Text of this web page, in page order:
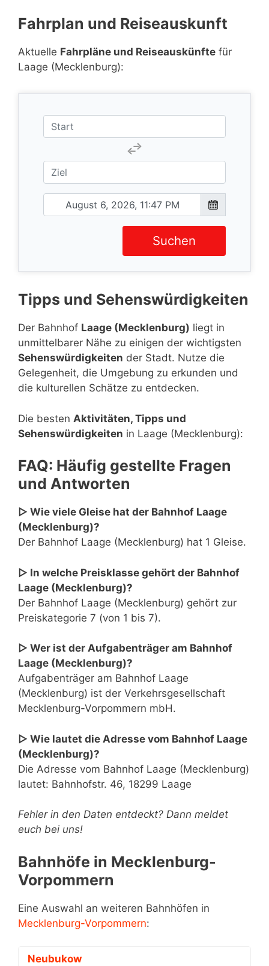
Fahrplan und Reiseauskunft
Aktuelle Fahrpläne und Reiseauskünfte für
Laage (Mecklenburg):
Suchen
Tipps und Sehenswürdigkeiten
Der Bahnhof Laage (Mecklenburg) liegt in
unmittelbarer Nähe zu einigen der wichtigsten
Sehenswürdigkeiten der Stadt. Nutze die
Gelegenheit, die Umgebung zu erkunden und
die kulturellen Schätze zu entdecken.
Die besten Aktivitäten, Tipps und
Sehenswürdigkeiten in Laage (Mecklenburg):
FAQ: Häufig gestellte Fragen
und Antworten
▷ Wie viele Gleise hat der Bahnhof Laage
(Mecklenburg)?
Der Bahnhof Laage (Mecklenburg) hat 1 Gleise.
▷ In welche Preisklasse gehört der Bahnhof
Laage (Mecklenburg)?
Der Bahnhof Laage (Mecklenburg) gehört zur
Preiskategorie 7 (von 1 bis 7).
▷ Wer ist der Aufgabenträger am Bahnhof
Laage (Mecklenburg)?
Aufgabenträger am Bahnhof Laage
(Mecklenburg) ist der Verkehrsgesellschaft
Mecklenburg-Vorpommern mbH.
▷ Wie lautet die Adresse vom Bahnhof Laage
(Mecklenburg)?
Die Adresse vom Bahnhof Laage (Mecklenburg)
lautet: Bahnhofstr. 46, 18299 Laage
Fehler in den Daten entdeckt? Dann meldet
euch bei uns!
Bahnhöfe in Mecklenburg-
Vorpommern
Eine Auswahl an weiteren Bahnhöfen in
Mecklenburg-Vorpommern:
Neubukow